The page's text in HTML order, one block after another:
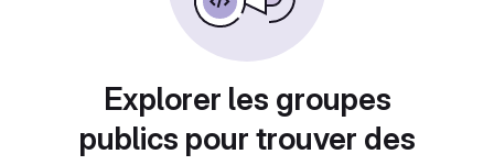
Explorer les groupes
publics pour trouver des